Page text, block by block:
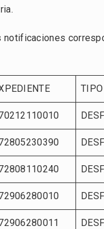
notificaciones
TIPO